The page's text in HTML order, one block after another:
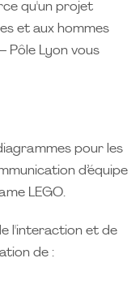
qu'un projet
et aux hommes
Pôle Lyon vous
pour les
d’équipe
LEGO.
l'interaction et de
de :